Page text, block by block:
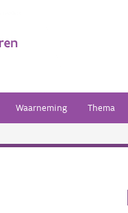
Waarneming Thema